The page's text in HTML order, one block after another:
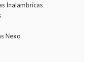
Inalambricas
Nexo